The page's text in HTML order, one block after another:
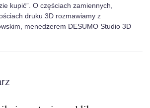
kupić”. O częściach zamiennych,
druku 3D rozmawiamy z
menedżerem DESUMO Studio 3D